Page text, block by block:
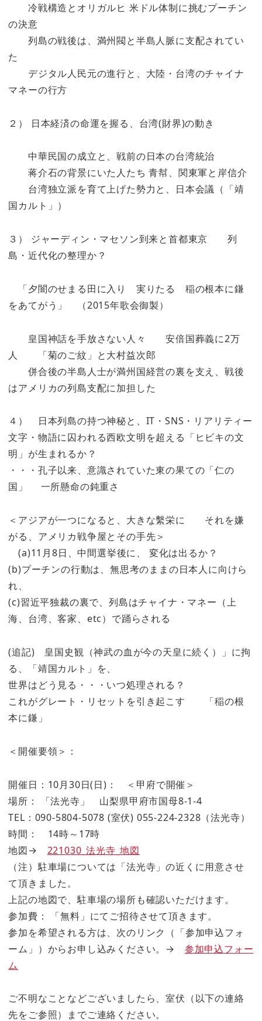
冷戦構造とオリガルヒ 米ドル体制に挑むプーチン
の決意
列島の戦後は、満州閥と半島人脈に支配されてい
た
デジタル人民元の進行と、大陸・台湾のチャイナ
マネーの行方
２） 日本経済の命運を握る、台湾(財界)の動き
中華民国の成立と、戦前の日本の台湾統治
蒋介石の背景にいた人たち 青幇、関東軍と岸信介
台湾独立派を育て上げた勢力と、日本会議（「靖
国カルト」）
３） ジャーディン・マセソン到来と首都東京 列
島・近代化の整理か？
「夕闇のせまる田に入り 実りたる 稲の根本に鎌
をあてがう」 （2015年歌会御製）
皇国神話を手放さない人々 安倍国葬義に2万
人 「菊のご紋」と大村益次郎
併合後の半島人士が満州国経営の裏を支え、戦後
はアメリカの列島支配に加担した
４） 日本列島の持つ神秘と、IT・SNS・リアリティー
文字・物語に囚われる西欧文明を超える「ヒビキの文
明」が生まれるか？
・・・孔子以来、意識されていた東の果ての「仁の
国」 一所懸命の鈍重さ
＜アジアが一つになると、大きな繫栄に それを嫌
がる、アメリカ戦争屋とその手先＞
(a)11月8日、中間選挙後に、 変化は出るか？
(b)プーチンの行動は、無思考のままの日本人に向けら
れ、
(c)習近平独裁の裏で、列島はチャイナ・マネー（上
海、台湾、客家、etc）で踊らされる
(追記) 皇国史観（神武の血が今の天皇に続く）」に拘
る、「靖国カルト」を、
世界はどう見る・・・いつ処理される？
これがグレート・リセットを引き起こす 「稲の根
本に鎌」
＜開催要領＞：
開催日：10月30日(日)： ＜甲府で開催＞
場所： 「法光寺」 山梨県甲府市国母8-1-4
TEL：090-5804-5078 (室伏) 055-224-2328（法光寺）
時間： 14時～17時
地図→ 221030_法光寺_地図
（注）駐車場については「法光寺」の近くに用意させ
て頂きました。
上記の地図で、駐車場の場所も確認いただけます。
参加費： 「無料」にてご招待させて頂きます。
参加を希望される方は、次のリンク（「参加申込フォ
ーム」）からお申し込みください。→ 参加申込フォー
ム
ご不明なことなどございましたら、室伏（以下の連絡
先をご参照）までご連絡ください。